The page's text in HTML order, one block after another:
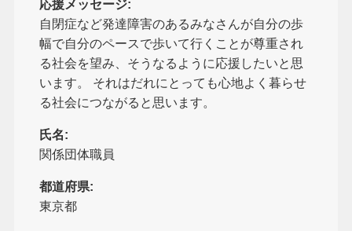
応援メッセージ:
自閉症など発達障害のあるみなさんが自分の歩
幅で自分のペースで歩いて行くことが尊重され
る社会を望み、そうなるように応援したいと思
います。 それはだれにとっても心地よく暮らせ
る社会につながると思います。
氏名:
関係団体職員
都道府県:
東京都